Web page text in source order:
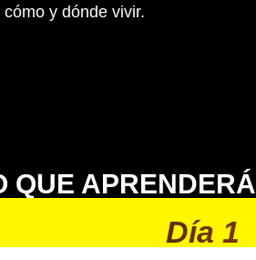
y dónde vivir.
QUE
Día 1